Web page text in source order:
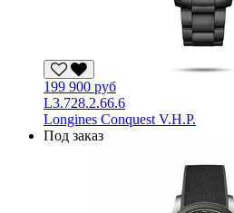
199 900 руб
L3.728.2.66.6
Longines Conquest V.H.P.
Под заказ